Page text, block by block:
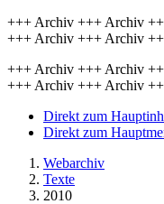
+++ Archiv +++ Archiv
+++ Archiv +++ Archiv
+++ Archiv +++ Archiv
+++ Archiv +++ Archiv
Direkt zum
Direkt zum
Webarchiv
Texte
2010